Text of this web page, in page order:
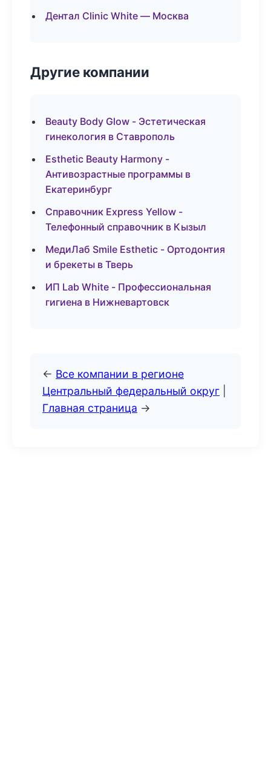
Дентал Clinic White — Москва
Другие компании
Beauty Body Glow - Эстетическая
гинекология в Ставрополь
Esthetic Beauty Harmony -
Антивозрастные программы в
Екатеринбург
Справочник Express Yellow -
Телефонный справочник в Кызыл
МедиЛаб Smile Esthetic - Ортодонтия
и брекеты в Тверь
ИП Lab White - Профессиональная
гигиена в Нижневартовск
← Все компании в регионе
Центральный федеральный округ
Главная страница →